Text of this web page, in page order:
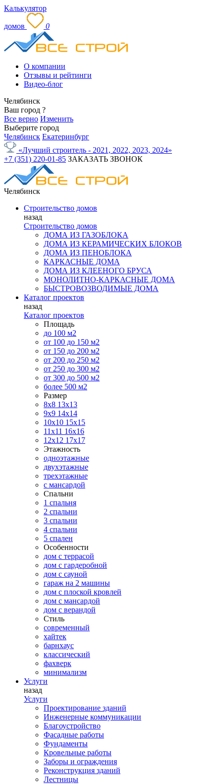
Калькулятор
домов 0
О компании
Отзывы и рейтинги
Видео-блог
Челябинск
Ваш город ?
Все верно Изменить
Выберите город
Челябинск Екатеринбург
«Лучший строитель - 2021, 2022, 2023, 2024»
+7 (351) 220-01-85 ЗАКАЗАТЬ ЗВОНОК
Челябинск
Строительство домов
назад
Строительство домов
ДОМА ИЗ ГАЗОБЛОКА
ДОМА ИЗ КЕРАМИЧЕСКИХ БЛОКОВ
ДОМА ИЗ ПЕНОБЛОКА
КАРКАСНЫЕ ДОМА
ДОМА ИЗ КЛЕЕНОГО БРУСА
МОНОЛИТНО-КАРКАСНЫЕ ДОМА
БЫСТРОВОЗВОДИМЫЕ ДОМА
Каталог проектов
назад
Каталог проектов
Площадь
до 100 м2
от 100 до 150 м2
от 150 до 200 м2
от 200 до 250 м2
от 250 до 300 м2
от 300 до 500 м2
более 500 м2
Размер
8х8 13х13
9х9 14х14
10х10 15х15
11x11 16х16
12х12 17х17
Этажность
одноэтажные
двухэтажные
трехэтажные
с мансардой
Спальни
1 спальня
2 спальни
3 спальни
4 спальни
5 спален
Особенности
дом с террасой
дом с гардеробной
дом с сауной
гараж на 2 машины
дом с плоской кровлей
дом с мансардой
дом с верандой
Стиль
современный
хайтек
барнхаус
классический
фахверк
минимализм
Услуги
назад
Услуги
Проектирование зданий
Инженерные коммуникации
Благоустройство
Фасадные работы
Фундаменты
Кровельные работы
Заборы и ограждения
Реконструкция зданий
Лестницы